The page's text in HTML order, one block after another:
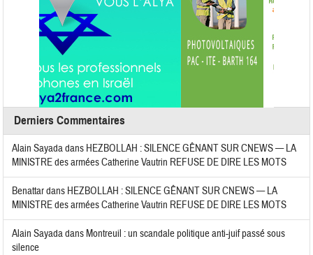
Derniers Commentaires
Alain Sayadadans HEZBOLLAH : SILENCE GÊNANT SUR CNEWS — LA
MINISTRE des armées Catherine Vautrin REFUSE DE DIRE LES MOTS
Benattardans HEZBOLLAH : SILENCE GÊNANT SUR CNEWS — LA
MINISTRE des armées Catherine Vautrin REFUSE DE DIRE LES MOTS
Alain Sayadadans Montreuil : un scandale politique anti-juif passé sous
silence